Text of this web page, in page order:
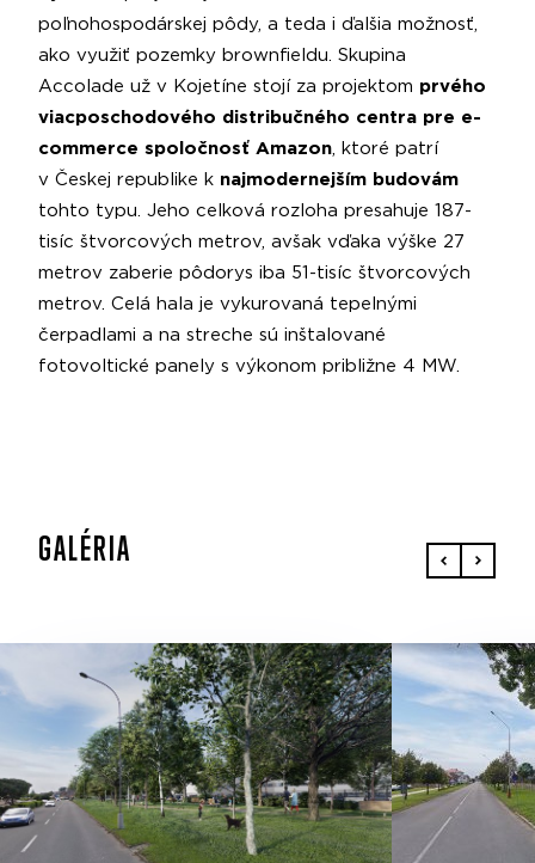
poľnohospodárskej pôdy, a teda i ďalšia možnosť,
ako využiť pozemky brownfieldu. Skupina
Accolade už v Kojetíne stojí za projektom prvého
viacposchodového distribučného centra pre e-
commerce spoločnosť Amazon , ktoré patrí
v Českej republike k najmodernejším budovám
tohto typu. Jeho celková rozloha presahuje 187-
tisíc štvorcových metrov, avšak vďaka výške 27
metrov zaberie pôdorys iba 51-tisíc štvorcových
metrov. Celá hala je vykurovaná tepelnými
čerpadlami a na streche sú inštalované
fotovoltické panely s výkonom približne 4 MW.
GALÉRIA